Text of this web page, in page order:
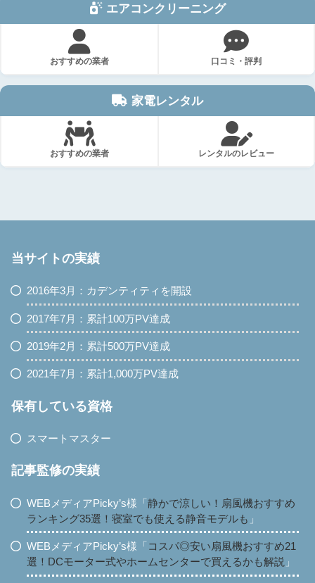
エアコンクリーニング
おすすめの業者 口コミ・評判
家電レンタル
おすすめの業者 レンタルのレビュー
当サイトの実績
2016年3月：カデンティティを開設
2017年7月：累計100万PV達成
2019年2月：累計500万PV達成
2021年7月：累計1,000万PV達成
保有している資格
スマートマスター
記事監修の実績
WEBメディアPicky’s様「静かで涼しい！扇風機おすすめ
ランキング35選！寝室でも使える静音モデルも 」
WEBメディアPicky’s様「 コスパ◎安い扇風機おすすめ21
選！DCモーター式やホームセンターで買えるかも解説 」